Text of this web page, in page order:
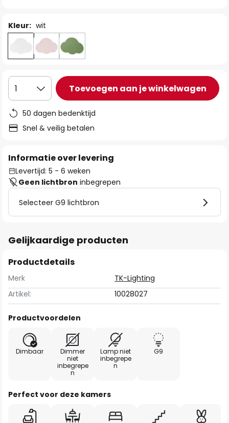
Kleur: wit
1 Toevoegen aan je winkelwagen
50 dagen bedenktijd
Snel & veilig betalen
Informatie over levering
Levertijd: 5 - 6 weken
Geen lichtbron inbegrepen
Selecteer G9 lichtbron
Gelijkaardige producten
Productdetails
Merk
TK-Lighting
Artikel:
10028027
Productvoordelen
Dimbaar
Dimmer
niet
inbegrepe
n
Lamp niet
inbegrepe
n
G9
Perfect voor deze kamers